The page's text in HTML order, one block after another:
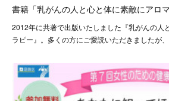
書籍「乳がんの人と心と体に素敵にアロ
2012年に共著で出版いたしました『乳がんの人
ラピー』。多くの方にご愛読いただきましたが